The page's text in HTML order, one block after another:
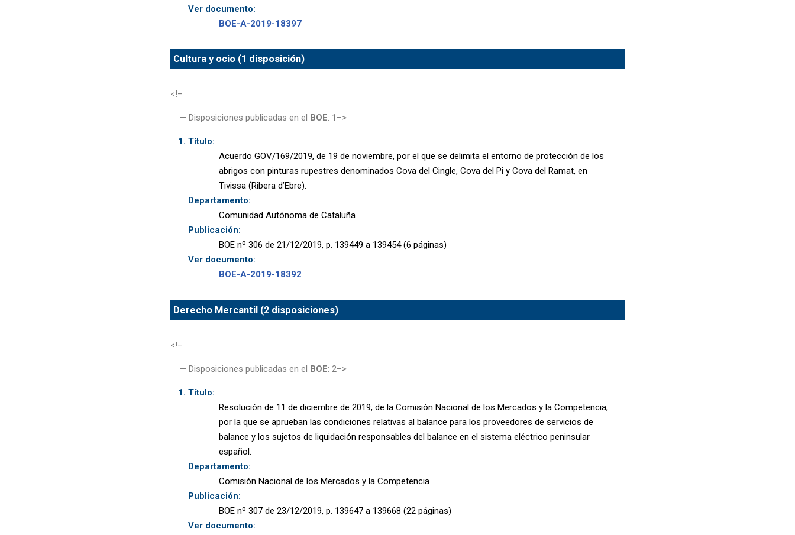
Ver documento:
BOE-A-2019-18397
Cultura y ocio (1 disposición)
<!–
— Disposiciones publicadas en el BOE: 1–>
Título:
Acuerdo GOV/169/2019, de 19 de noviembre, por el que se delimita el entorno de protección de los
abrigos con pinturas rupestres denominados Cova del Cingle, Cova del Pi y Cova del Ramat, en
Tivissa (Ribera d’Ebre).
Departamento:
Comunidad Autónoma de Cataluña
Publicación:
BOE nº 306 de 21/12/2019, p. 139449 a 139454 (6 páginas)
Ver documento:
BOE-A-2019-18392
Derecho Mercantil (2 disposiciones)
<!–
— Disposiciones publicadas en el BOE: 2–>
Título:
Resolución de 11 de diciembre de 2019, de la Comisión Nacional de los Mercados y la Competencia,
por la que se aprueban las condiciones relativas al balance para los proveedores de servicios de
balance y los sujetos de liquidación responsables del balance en el sistema eléctrico peninsular
español.
Departamento:
Comisión Nacional de los Mercados y la Competencia
Publicación:
BOE nº 307 de 23/12/2019, p. 139647 a 139668 (22 páginas)
Ver documento: